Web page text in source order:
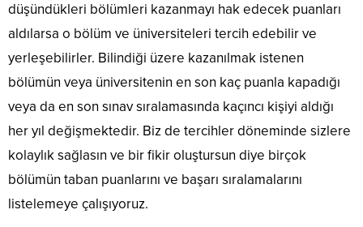
düşündükleri bölümleri kazanmayı hak edecek puanları
aldılarsa o bölüm ve üniversiteleri tercih edebilir ve
yerleşebilirler. Bilindiği üzere kazanılmak istenen
bölümün veya üniversitenin en son kaç puanla kapadığı
veya da en son sınav sıralamasında kaçıncı kişiyi aldığı
her yıl değişmektedir. Biz de tercihler döneminde sizlere
kolaylık sağlasın ve bir fikir oluştursun diye birçok
bölümün taban puanlarını ve başarı sıralamalarını
listelemeye çalışıyoruz.